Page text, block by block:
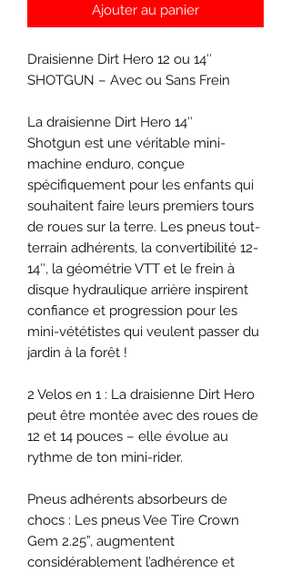
Ajouter au panier
Draisienne Dirt Hero 12 ou 14″
SHOTGUN – Avec ou Sans Frein
La draisienne Dirt Hero 14″
Shotgun est une véritable mini-
machine enduro, conçue
spécifiquement pour les enfants qui
souhaitent faire leurs premiers tours
de roues sur la terre. Les pneus tout-
terrain adhérents, la convertibilité 12-
14″, la géométrie VTT et le frein à
disque hydraulique arrière inspirent
confiance et progression pour les
mini-vététistes qui veulent passer du
jardin à la forêt !
2 Velos en 1 : La draisienne Dirt Hero
peut être montée avec des roues de
12 et 14 pouces – elle évolue au
rythme de ton mini-rider.
Pneus adhérents absorbeurs de
chocs : Les pneus Vee Tire Crown
Gem 2.25”, augmentent
considérablement l’adhérence et